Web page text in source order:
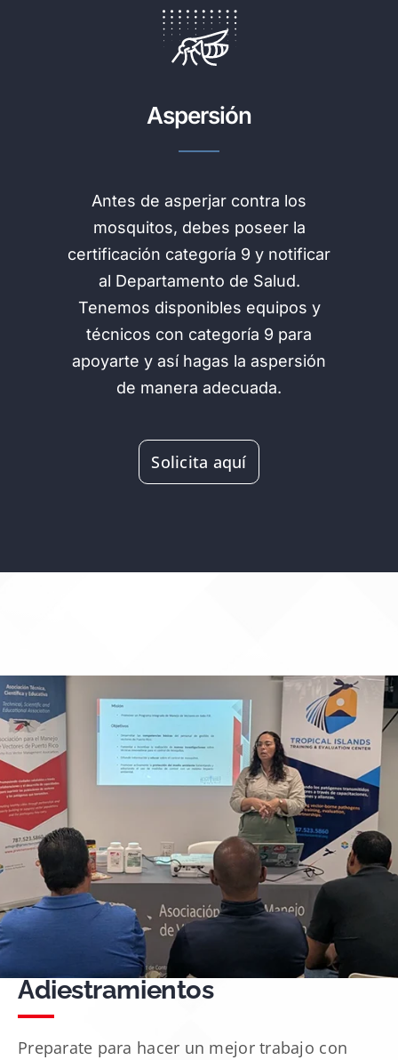
Aspersión
Antes de asperjar contra los
mosquitos, debes poseer la
certificación categoría 9 y notificar
al Departamento de Salud.
Tenemos disponibles equipos y
técnicos con categoría 9 para
apoyarte y así hagas la aspersión
de manera adecuada.
Solicita aquí
Adiestramientos
Preparate para hacer un mejor trabajo con